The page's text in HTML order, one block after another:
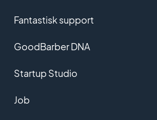
Fantastisk support
GoodBarber DNA
Startup Studio
Job